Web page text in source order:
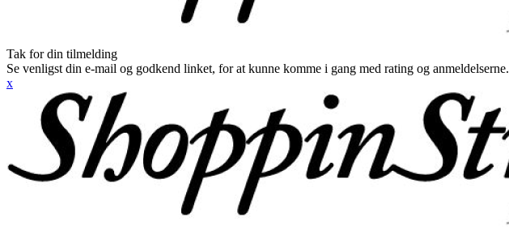
Tak for din tilmelding
Se venligst din e-mail og godkend linket, for at kunne komme i gang med rating og anmeldelserne.
x